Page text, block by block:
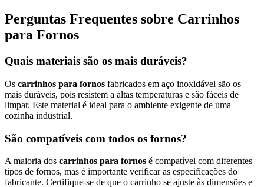
Perguntas Frequentes sobre Carrinhos
para Fornos
Quais materiais são os mais duráveis?
Os carrinhos para fornos fabricados em aço inoxidável são os
mais duráveis, pois resistem a altas temperaturas e são fáceis de
limpar. Este material é ideal para o ambiente exigente de uma
cozinha industrial.
São compatíveis com todos os fornos?
A maioria dos carrinhos para fornos é compatível com diferentes
tipos de fornos, mas é importante verificar as especificações do
fabricante. Certifique-se de que o carrinho se ajuste às dimensões e